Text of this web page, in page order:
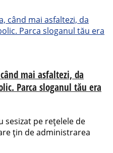
mai asfaltezi, da
Parca sloganul tău era
sesizat pe rețelele de
țin de administrarea